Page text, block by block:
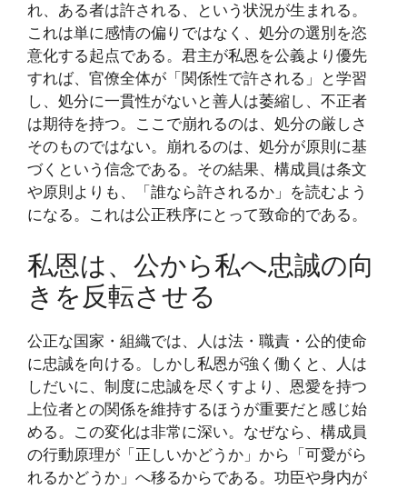
れ、ある者は許される、という状況が生まれる。
これは単に感情の偏りではなく、処分の選別を恣
意化する起点である。君主が私恩を公義より優先
すれば、官僚全体が「関係性で許される」と学習
し、処分に一貫性がないと善人は萎縮し、不正者
は期待を持つ。ここで崩れるのは、処分の厳しさ
そのものではない。崩れるのは、処分が原則に基
づくという信念である。その結果、構成員は条文
や原則よりも、「誰なら許されるか」を読むよう
になる。これは公正秩序にとって致命的である。
私恩は、公から私へ忠誠の向
きを反転させる
公正な国家・組織では、人は法・職責・公的使命
に忠誠を向ける。しかし私恩が強く働くと、人は
しだいに、制度に忠誠を尽くすより、恩愛を持つ
上位者との関係を維持するほうが重要だと感じ始
める。この変化は非常に深い。なぜなら、構成員
の行動原理が「正しいかどうか」から「可愛がら
れるかどうか」へ移るからである。功臣や身内が